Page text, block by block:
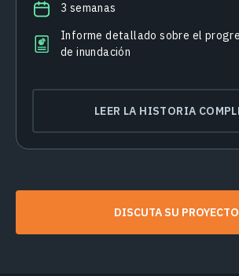
3 semanas
Informe detallado sobre el
de inundación
LEER LA HISTORIA
DISCUTA SU PROYECTO